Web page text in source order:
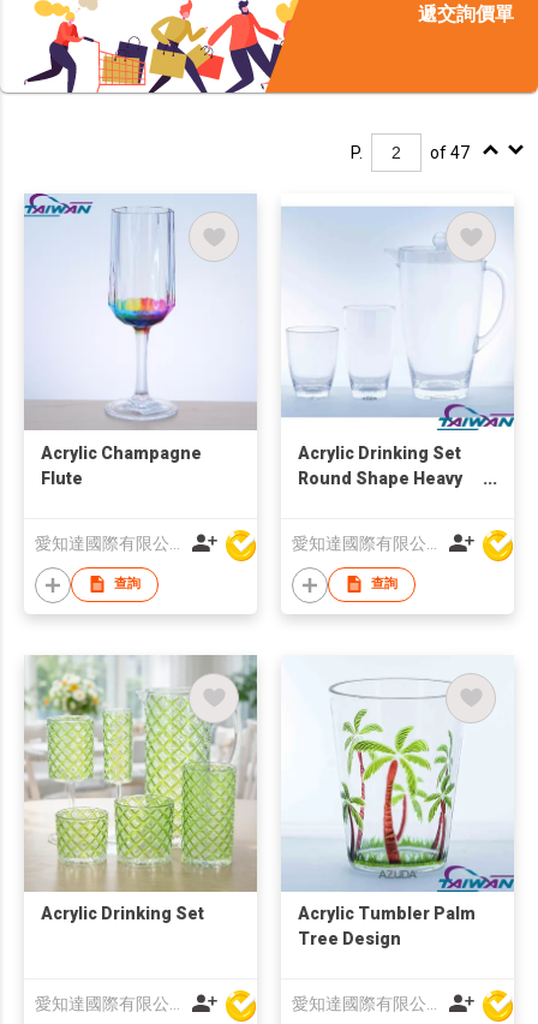
遞交詢價單
P. of 47
Acrylic Champagne
Flute
查詢
Acrylic Drinking Set
Round Shape Heavy
查詢
Acrylic Drinking Set
Acrylic Tumbler Palm
Tree Design